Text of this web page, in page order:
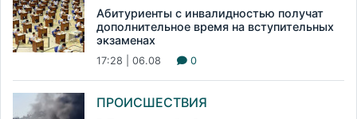
Абитуриенты с инвалидностью получат
дополнительное время на вступительных
экзаменах
17:28 | 06.08 0
ПРОИСШЕСТВИЯ